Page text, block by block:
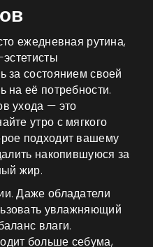
ежедневная рутина,
за состоянием своей
на её потребности.
ухода — это
утро с мягкого
подходит вашему
накопившуюся за
жир.
Даже обладатели
увлажняющий
влаги.
больше себума,